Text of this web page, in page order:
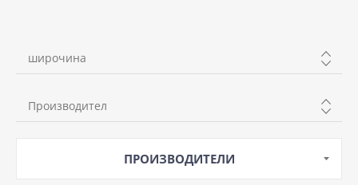
широчина
Производител
ПРОИЗВОДИТЕЛИ